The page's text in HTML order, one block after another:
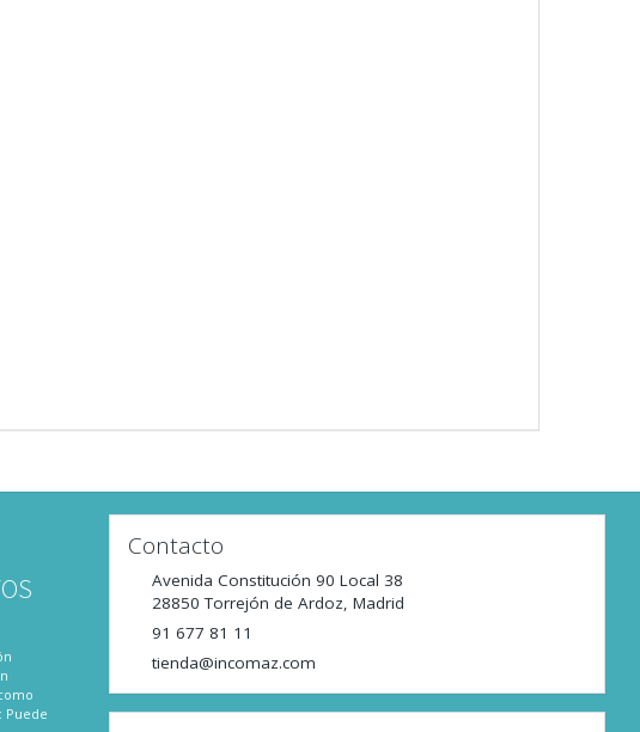
Puede
Contacto
Avenida Constitución 90 Local 38
28850 Torrejón de Ardoz, Madrid
91 677 81 11
tienda@incomaz.com